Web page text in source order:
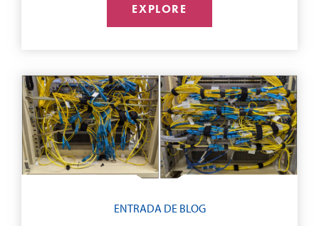
EXPLORE
ENTRADA DE BLOG